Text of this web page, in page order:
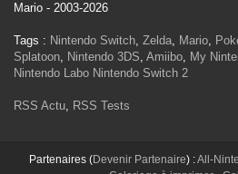
Mario - 2003-2026
Tags : Nintendo Switch, Zelda, Mario,
Splatoon, Nintendo 3DS, Amiibo, My
Nintendo Labo Nintendo Switch 2
RSS Actu, RSS Tests
Partenaires (Devenir Partenaire) :All-